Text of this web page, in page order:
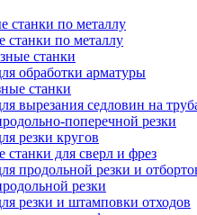
станки по металлу
станки по металлу
станки
обработки арматуры
станки
вырезания седловин на
поперечной резки
резки кругов
станки для сверл и фрез
продольной резки и
резки
резки и штамповки отходов